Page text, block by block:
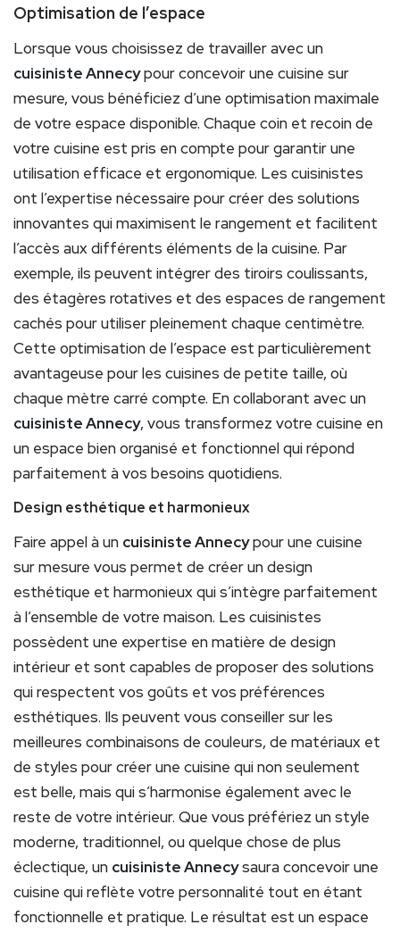
Optimisation de l’espace
Lorsque vous choisissez de travailler avec un
cuisiniste Annecypour concevoir une cuisine sur
mesure, vous bénéficiez d’une optimisation maximale
de votre espace disponible. Chaque coin et recoin de
votre cuisine est pris en compte pour garantir une
utilisation efficace et ergonomique. Les cuisinistes
ont l’expertise nécessaire pour créer des solutions
innovantes qui maximisent le rangement et facilitent
l’accès aux différents éléments de la cuisine. Par
exemple, ils peuvent intégrer des tiroirs coulissants,
des étagères rotatives et des espaces de rangement
cachés pour utiliser pleinement chaque centimètre.
Cette optimisation de l’espace est particulièrement
avantageuse pour les cuisines de petite taille, où
chaque mètre carré compte. En collaborant avec un
cuisiniste Annecy, vous transformez votre cuisine en
un espace bien organisé et fonctionnel qui répond
parfaitement à vos besoins quotidiens.
Design esthétique et harmonieux
Faire appel à un cuisiniste Annecypour une cuisine
sur mesure vous permet de créer un design
esthétique et harmonieux qui s’intègre parfaitement
à l’ensemble de votre maison. Les cuisinistes
possèdent une expertise en matière de design
intérieur et sont capables de proposer des solutions
qui respectent vos goûts et vos préférences
esthétiques. Ils peuvent vous conseiller sur les
meilleures combinaisons de couleurs, de matériaux et
de styles pour créer une cuisine qui non seulement
est belle, mais qui s’harmonise également avec le
reste de votre intérieur. Que vous préfériez un style
moderne, traditionnel, ou quelque chose de plus
éclectique, un cuisiniste Annecysaura concevoir une
cuisine qui reflète votre personnalité tout en étant
fonctionnelle et pratique. Le résultat est un espace